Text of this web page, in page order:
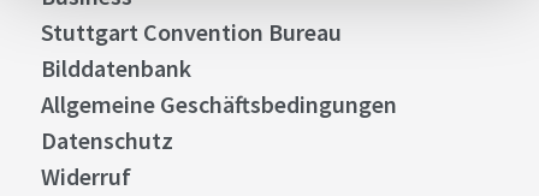
Stuttgart Convention Bureau
Bilddatenbank
Allgemeine Geschäftsbedingungen
Datenschutz
Widerruf